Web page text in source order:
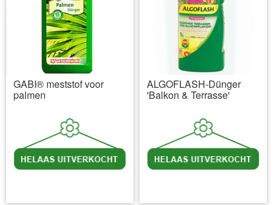
GABI® meststof voor
palmen
ALGOFLASH-Dünger
'Balkon & Terrasse'